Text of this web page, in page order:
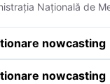
Națională de
nowcasting
nowcasting